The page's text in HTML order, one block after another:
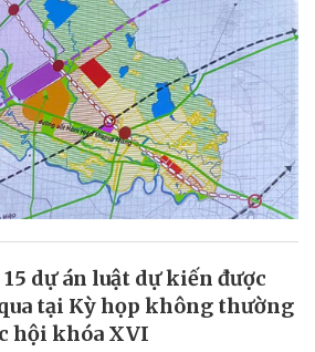
dự án luật dự kiến được
tại Kỳ họp không thường
hội khóa XVI